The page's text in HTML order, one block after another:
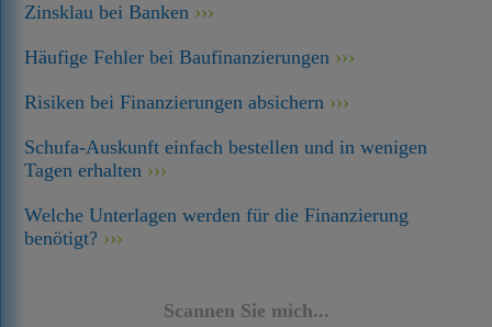
Zinsklau bei Banken
Häufige Fehler bei Baufinanzierungen
Risiken bei Finanzierungen absichern
Schufa-Auskunft einfach bestellen und in wenigen
Tagen erhalten
Welche Unterlagen werden für die Finanzierung
benötigt?
Scannen Sie mich...